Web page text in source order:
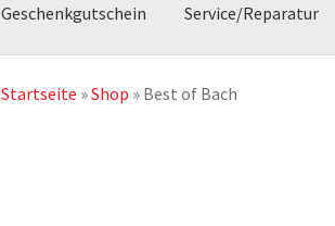
Geschenkgutschein Service/Reparatur
Startseite »Shop » Best of Bach